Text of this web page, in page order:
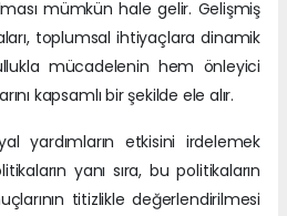
mümkün hale gelir. Gelişmiş
toplumsal ihtiyaçlara dinamik
mücadelenin hem önleyici
kapsamlı bir şekilde ele alır.
yardımların etkisini irdelemek
yanı sıra, bu politikaların
titizlikle değerlendirilmesi